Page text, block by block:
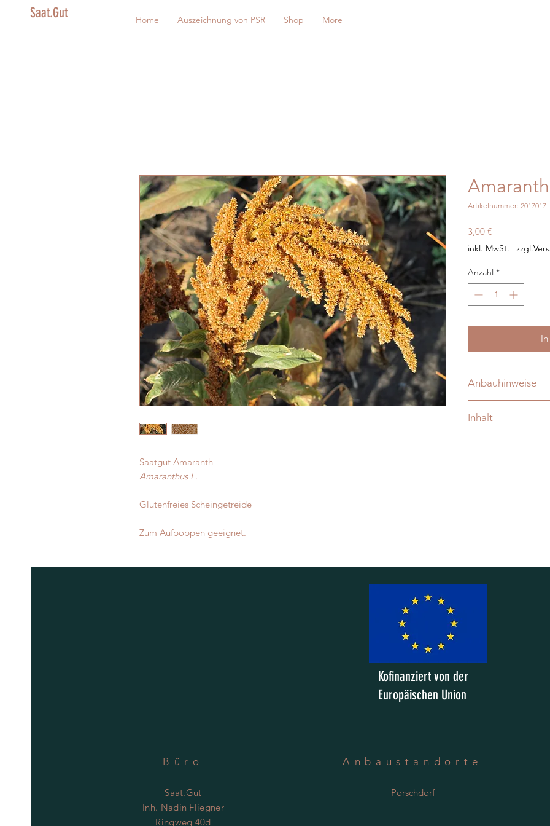
Saat.Gut Home Auszeichnung von PSR Shop More
Saatgut Amaranth
Amaranthus L.
Glutenfreies Scheingetreide
Zum Aufpoppen geeignet.
Artikelnummer: 2017017
3,00 €Preis
inkl. MwSt. |
Anzahl *
Anbauhinweise
Inhalt
Büro
Saat.Gut
Inh. Nadin Fliegner
Ringweg 40d
Kofinanziert von der
Europäischen Union
Anbaustandorte
Porschdorf